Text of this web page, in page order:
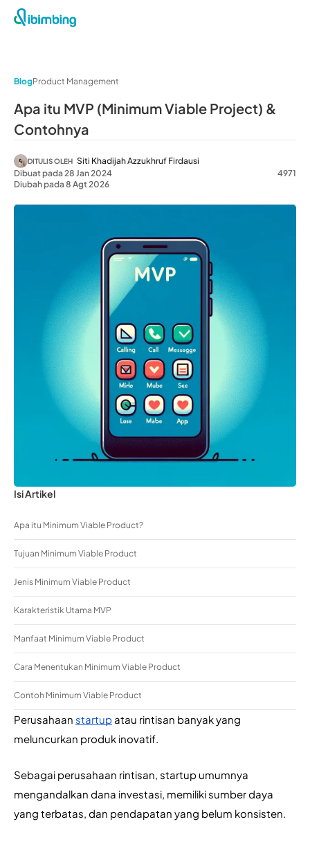
BlogProduct Management
Apa itu MVP (Minimum Viable Project) &
Contohnya
DITULIS OLEH Siti Khadijah Azzukhruf Firdausi
Dibuat pada 28 Jan 2024
Diubah pada 8 Agt 2026
4971
Isi Artikel
Apa itu Minimum Viable Product?
Tujuan Minimum Viable Product
Jenis Minimum Viable Product
Karakteristik Utama MVP
Manfaat Minimum Viable Product
Cara Menentukan Minimum Viable Product
Contoh Minimum Viable Product
Perusahaan startup atau rintisan banyak yang
meluncurkan produk inovatif.
Sebagai perusahaan rintisan, startup umumnya
mengandalkan dana investasi, memiliki sumber daya
yang terbatas, dan pendapatan yang belum konsisten.